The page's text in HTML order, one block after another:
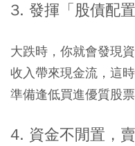
3. 發揮「股債配
大跌時，你就會發現
收入帶來現金流，這
準備逢低買進優質股票
4. 資金不閒置，